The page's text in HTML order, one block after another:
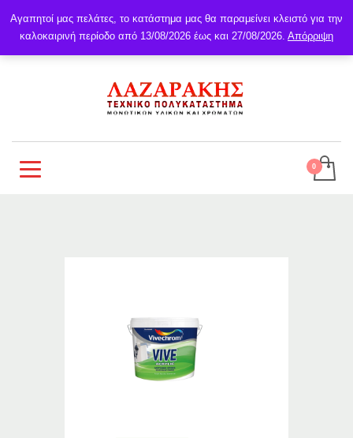
Αγαπητοί μας πελάτες, το κατάστημα μας θα παραμείνει κλειστό για την
καλοκαιρινή περίοδο από 13/08/2026 έως και 27/08/2026. Απόρριψη